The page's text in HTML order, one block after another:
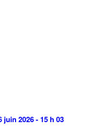
juin 2026 - 15 h 03